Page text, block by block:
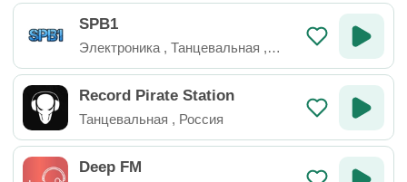
SPB1
Электроника , Танцевальная ,
Россия
Record Pirate Station
Танцевальная , Россия
Deep FM